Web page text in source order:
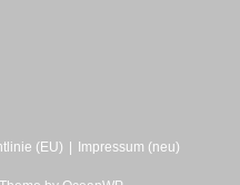
(EU) Impressum (neu)